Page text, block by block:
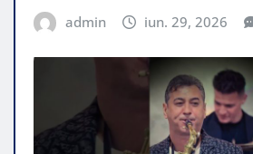
admin iun. 29, 2026